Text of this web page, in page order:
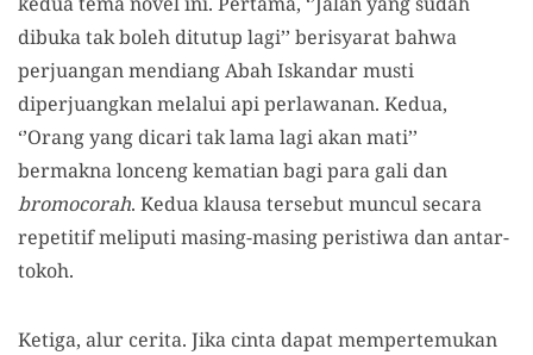
dibuka tak boleh ditutup lagi’’ berisyarat bahwa
perjuangan mendiang Abah Iskandar musti
diperjuangkan melalui api perlawanan. Kedua,
‘’Orang yang dicari tak lama lagi akan mati’’
bermakna lonceng kematian bagi para gali dan
bromocorah. Kedua klausa tersebut muncul secara
repetitif meliputi masing-masing peristiwa dan antar-
tokoh.
Ketiga, alur cerita. Jika cinta dapat mempertemukan